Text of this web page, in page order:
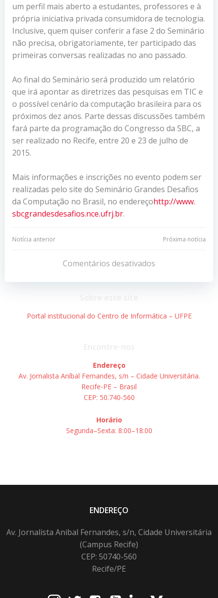
um perfil mais aberto a estudantes, professores e à
própria iniciativa privada consumidora de tecnologia.
Inclusive, quem quiser conferir a fase 2 do Seminário
não precisa, obrigatoriamente, ter participado das
primeiras conversas realizadas no ano passado.
Ao final do Seminário será produzido um relatório
que irá apontar as diretrizes das pesquisas em TIC e
o possível cenário da computação brasileira para os
próximos dez anos. Parte dessas discussões também
fará parte da programação do Congresso da SBC, a
ser realizado no Recife, entre 20 e 23 de julho de
2015.
Mais informações e inscrições no evento podem ser
realizadas pelo site do Seminário Grandes Desafios
da Computação no Brasil, no endereçohttp://www.
sbcgrandesdesafios.nce.ufrj.br.
Navegação
Post
Notícia anterior
Navegação
de
Post
Próxima notícia
Comentários desativados
Portal institucional do Centro de Informática – UFPE
Endereço
Av. Jornalista Aníbal Fernandes, s/n – Cidade Universitária.
Recife-PE – Brasil
CEP: 50.740-560
Horário
Segunda–Sexta: 8:00–18:00
ENDEREÇO
Av. Jornalista Anibal Fernandes, s/n, Cidade Universitária
(Campus Recife)
CEP: 50740-560
Recife/PE